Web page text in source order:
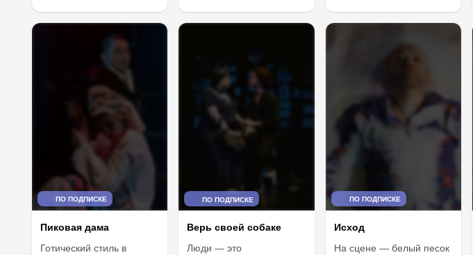
ПО ПОДПИСКЕ
Пиковая дама
Готический стиль в
ПО ПОДПИСКЕ
Верь своей собаке
Люди — это
ПО ПОДПИСКЕ
Исход
На сцене — белый песок